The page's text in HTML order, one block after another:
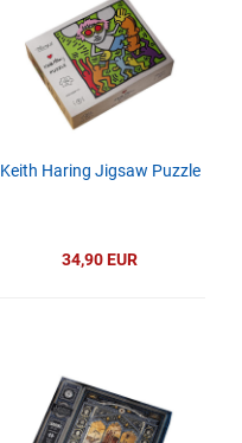
Keith Haring Jigsaw Puzzle
34,90 EUR